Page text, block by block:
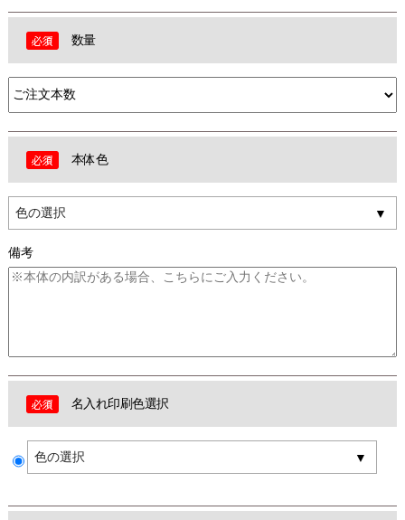
数量
本体色
色の選択
備考
名入れ印刷色選択
色の選択